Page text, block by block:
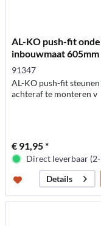
AL-KO push-fit
inbouwmaat 605mm
91347
AL-KO push-fit
achteraf te monteren v
€ 91,95 *
Direct leverbaar
Details